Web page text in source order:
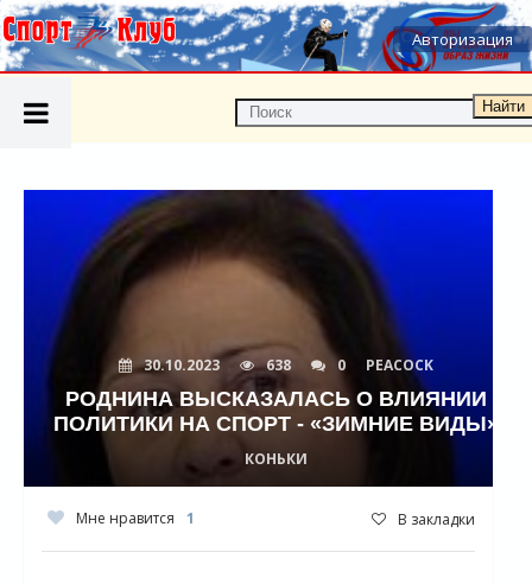
Авторизация
Найти
30.10.2023 638 0 PEACOCK
РОДНИНА ВЫСКАЗАЛАСЬ О ВЛИЯНИИ
ПОЛИТИКИ НА СПОРТ - «ЗИМНИЕ ВИДЫ»
КОНЬКИ
Мне нравится 1 В закладки